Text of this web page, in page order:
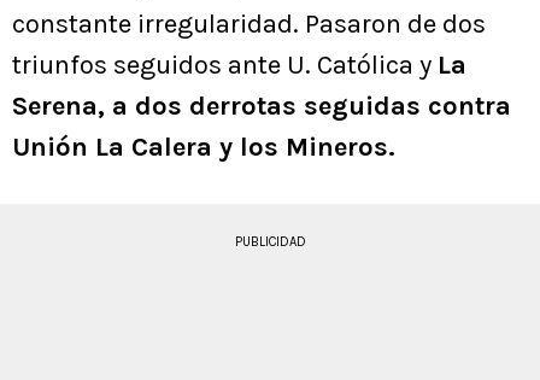
constante irregularidad. Pasaron de dos
triunfos seguidos ante U. Católica y La
Serena, a dos derrotas seguidas contra
Unión La Calera y los Mineros.
PUBLICIDAD